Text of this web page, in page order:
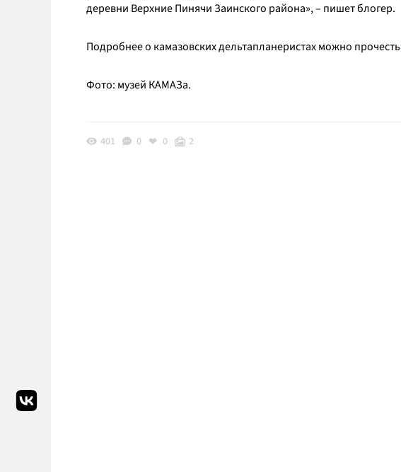
деревни Верхние Пинячи Заинского района», – пишет блогер.
Подробнее о камазовских дельтапланеристах можно прочесть
Фото: музей КАМАЗа.
401 0 0 2